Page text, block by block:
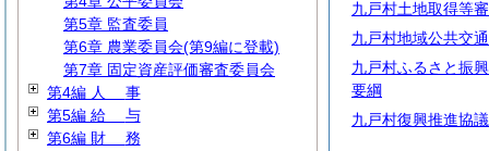
九戸村土地取得等
九戸村地域公共交
九戸村ふるさと振
要綱
九戸村復興推進協
第5章 監査委員
第6章 農業委員会(第9編に登載)
第7章 固定資産評価審査委員会
第4編 人 事
第5編 給 与
第6編 財 務